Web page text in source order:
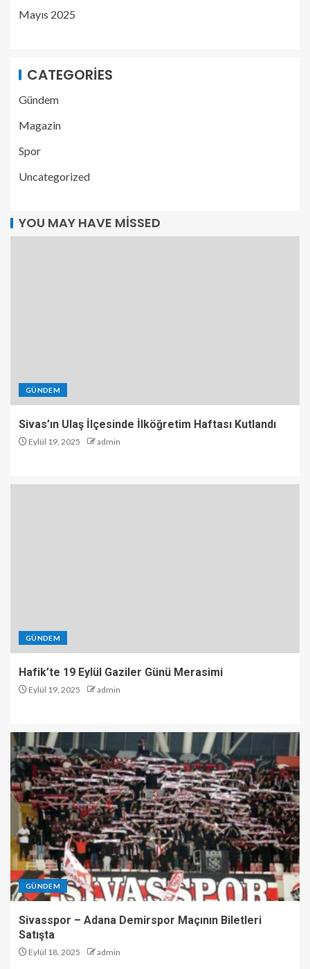
Mayıs 2025
CATEGORIES
Gündem
Magazin
Spor
Uncategorized
YOU MAY HAVE MISSED
GÜNDEM
Sivas’ın Ulaş İlçesinde İlköğretim Haftası Kutlandı
Eylül 19, 2025 admin
GÜNDEM
Hafik’te 19 Eylül Gaziler Günü Merasimi
Eylül 19, 2025 admin
GÜNDEM
Sivasspor – Adana Demirspor Maçının Biletleri
Satışta
Eylül 18, 2025 admin